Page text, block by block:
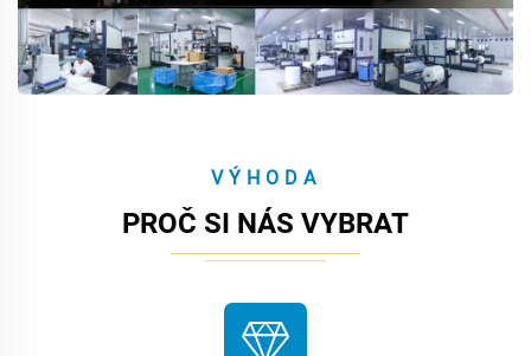
VÝHODA
PROČ SI NÁS VYBRAT